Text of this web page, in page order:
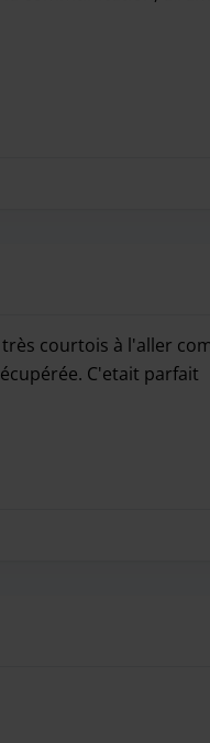
courtois à l'aller
C'etait parfait